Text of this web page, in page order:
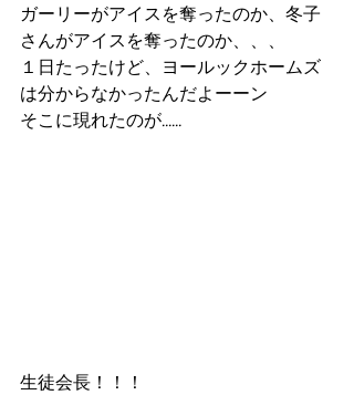
ガーリーがアイスを奪ったのか、冬子
さんがアイスを奪ったのか、、、
１日たったけど、ヨールックホームズ
は分からなかったんだよーーン
そこに現れたのが......
生徒会長！！！